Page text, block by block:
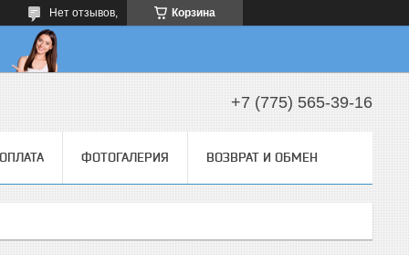
Корзина
Нет отзывов,
+7 (775) 565-39-16
ФОТОГАЛЕРИЯ ВОЗВРАТ И ОБМЕН